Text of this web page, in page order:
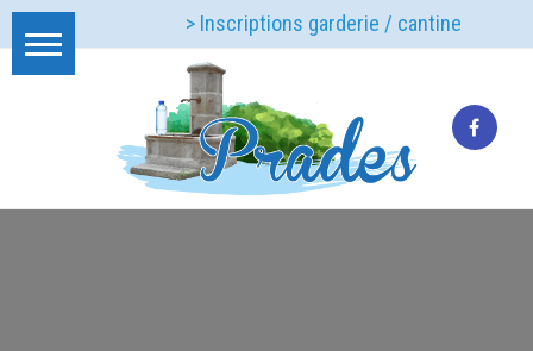
> Inscriptions garderie / cantine